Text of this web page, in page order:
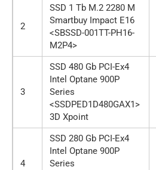
2
SSD 1 Tb M.2 2280 M
Smartbuy Impact E16
<SBSSD-001TT-PH16-
M2P4>
3
SSD 480 Gb PCI-Ex4
Intel Optane 900P
Series
<SSDPED1D480GAX1>
3D Xpoint
4
SSD 280 Gb PCI-Ex4
Intel Optane 900P
Series